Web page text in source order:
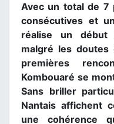
Avec un total de 7
consécutives et
réalise un début
malgré les
premières
Kombouaré se
Sans briller
Nantais affichent
une cohérence